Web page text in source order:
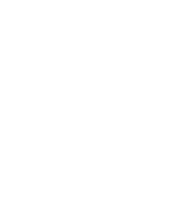
JMX エクスポーター エ
ークの外部に公開しな
アプリ監視が有効に
Extensions) が使用され
両監視が有効になって
あります。初期設定で